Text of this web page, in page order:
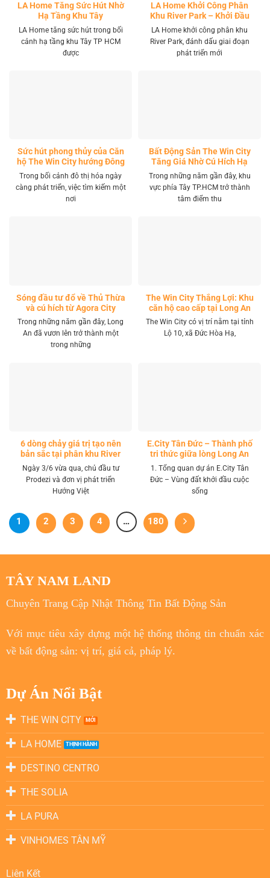
LA Home Tăng Sức Hút Nhờ
Hạ Tầng Khu Tây
LA Home tăng sức hút trong bối
cảnh hạ tầng khu Tây TP HCM
được
LA Home Khởi Công Phân
Khu River Park – Khởi Đầu
Giai Đoạn Phát Triển Mới
LA Home khởi công phân khu
River Park, đánh dấu giai đoạn
phát triển mới
Sức hút phong thủy của Căn
hộ The Win City hướng Đông
Nam
Trong bối cảnh đô thị hóa ngày
càng phát triển, việc tìm kiếm một
nơi
Bất Động Sản The Win City
Tăng Giá Nhờ Cú Hích Hạ
Tầng
Trong những năm gần đây, khu
vực phía Tây TP.HCM trở thành
tâm điểm thu
Sóng đầu tư đổ về Thủ Thừa
và cú hích từ Agora City
Trong những năm gần đây, Long
An đã vươn lên trở thành một
trong những
The Win City Thắng Lợi: Khu
căn hộ cao cấp tại Long An
The Win City có vị trí nằm tại tỉnh
Lộ 10, xã Đức Hòa Hạ,
6 dòng chảy giá trị tạo nên
bản sắc tại phân khu River
Park LA Home
Ngày 3/6 vừa qua, chủ đầu tư
Prodezi và đơn vị phát triển
Hướng Việt
E.City Tân Đức – Thành phố
tri thức giữa lòng Long An
1. Tổng quan dự án E.City Tân
Đức – Vùng đất khởi đầu cuộc
sống
1 2 3 4 … 180
TÂY NAM LAND
Chuyên Trang Cập Nhật Thông Tin Bất Động Sản
Với mục tiêuxây dựng một hệ thống thông tin chuẩn xác
về bất động sản: vị trí, giá cả, pháp lý.
Dự Án Nổi Bật
THE WIN CITY
LA HOME
DESTINO CENTRO
THE SOLIA
LA PURA
VINHOMES TÂN MỸ
Liên Kết